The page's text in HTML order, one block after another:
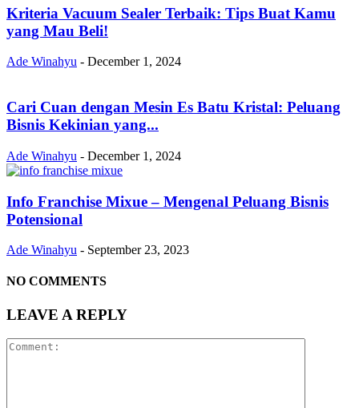
Kriteria Vacuum Sealer Terbaik: Tips Buat Kamu
yang Mau Beli!
Ade Winahyu - December 1, 2024
Cari Cuan dengan Mesin Es Batu Kristal: Peluang
Bisnis Kekinian yang...
Ade Winahyu - December 1, 2024
Info Franchise Mixue – Mengenal Peluang Bisnis
Potensional
Ade Winahyu - September 23, 2023
NO COMMENTS
LEAVE A REPLY